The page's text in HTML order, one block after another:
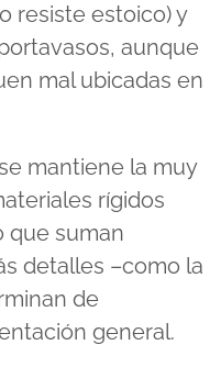
resiste estoico) y
aunque
mal ubicadas en
mantiene la muy
rígidos
que suman
detalles –como la
de
general.